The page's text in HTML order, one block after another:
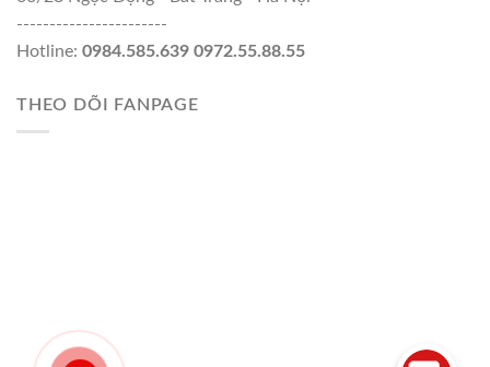
-----------------------
Hotline: 0984.585.639 0972.55.88.55
THEO DÕI FANPAGE